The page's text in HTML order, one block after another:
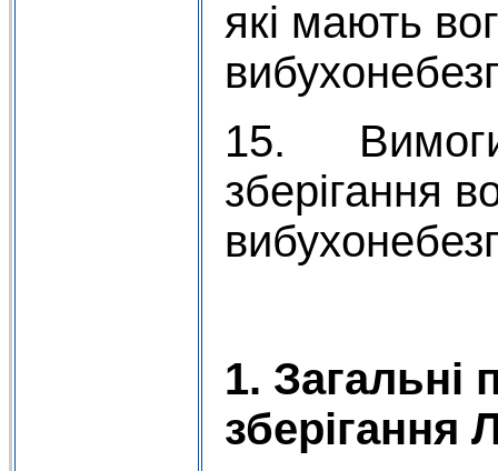
які мають
15. Вимоги
зберігання
1. Загальні
зберігання